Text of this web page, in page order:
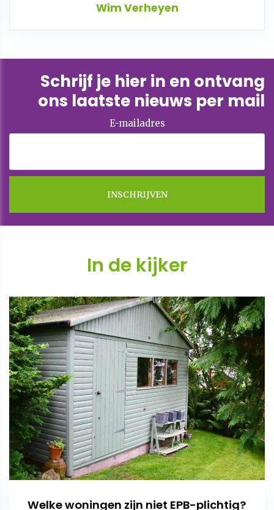
Wim Verheyen
Schrijf je hier in en ontvang
ons laatste nieuws per mail
E-mailadres
In de kijker
Welke woningen zijn niet EPB-plichtig?